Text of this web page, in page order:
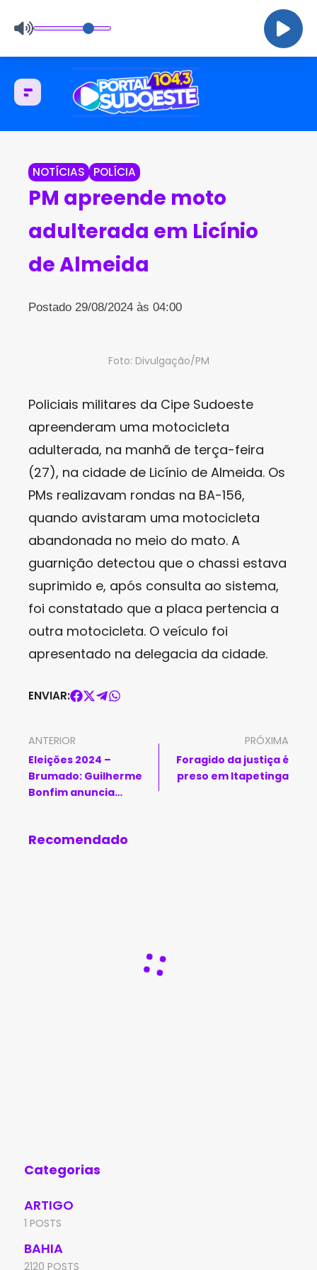
NOTÍCIAS POLÍCIA
PM apreende moto
adulterada em Licínio
de Almeida
Postado 29/08/2024 às 04:00
Foto: Divulgação/PM
Policiais militares da Cipe Sudoeste
apreenderam uma motocicleta
adulterada, na manhã de terça-feira
(27), na cidade de Licínio de Almeida. Os
PMs realizavam rondas na BA-156,
quando avistaram uma motocicleta
abandonada no meio do mato. A
guarnição detectou que o chassi estava
suprimido e, após consulta ao sistema,
foi constatado que a placa pertencia a
outra motocicleta. O veículo foi
apresentado na delegacia da cidade.
ENVIAR:
ANTERIOR
Eleições 2024 –
Brumado: Guilherme
Bonfim anuncia
Especial’
PRÓXIMA
Foragido da justiça é
preso em Itapetinga
Recomendado
Categorias
ARTIGO
1 POSTS
BAHIA
2120 POSTS